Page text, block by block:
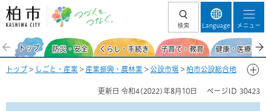
柏市 つづくを、
検索 Language メニュー
トップ 防災・安全 くらし・手続き 子育て・教育 健康・医療・
トップ > しごと・産業 > 産業振興・農林業 > 公設市場 > 柏市公設総合地
更新日 令和4(2022)年8月10日 ページID 30423